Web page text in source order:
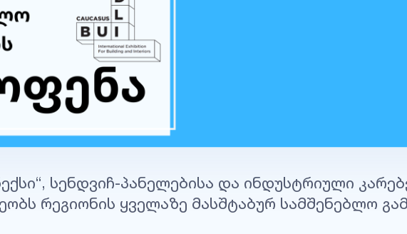
სენდვიჩ-პანელებისა და ინდუსტრიული
რეგიონის ყველაზე მასშტაბურ სამშენებლო